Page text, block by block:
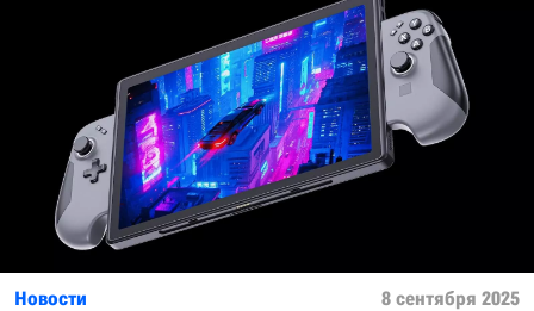
Новости 8 сентября 2025